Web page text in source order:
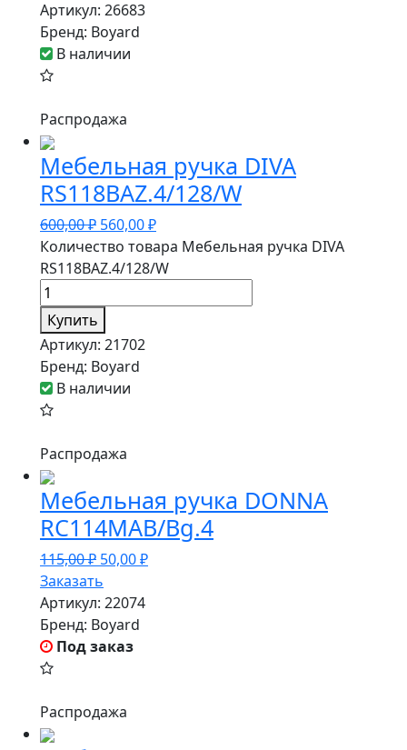
Артикул: 26683
Бренд: Boyard
В наличии
Распродажа
Мебельная ручка DIVA
RS118BAZ.4/128/W
600,00₽ 560,00₽
Количество товара Мебельная ручка DIVA
RS118BAZ.4/128/W
Купить
Артикул: 21702
Бренд: Boyard
В наличии
Распродажа
Мебельная ручка DONNA
RC114MAB/Bg.4
115,00₽ 50,00₽
Заказать
Артикул: 22074
Бренд: Boyard
Под заказ
Распродажа